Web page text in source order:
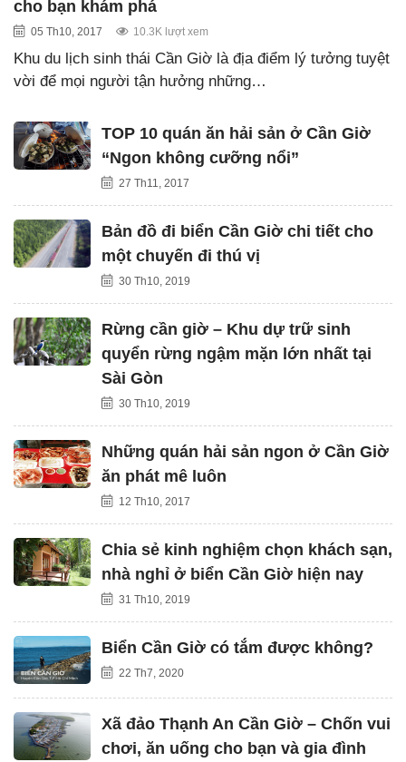
cho bạn khám phá
05 Th10, 2017 10.3K lượt xem
Khu du lịch sinh thái Cần Giờ là địa điểm lý tưởng tuyệt
vời để mọi người tận hưởng những…
TOP 10 quán ăn hải sản ở Cần Giờ
“Ngon không cưỡng nổi”
27 Th11, 2017
Bản đồ đi biển Cần Giờ chi tiết cho
một chuyến đi thú vị
30 Th10, 2019
Rừng cần giờ – Khu dự trữ sinh
quyển rừng ngậm mặn lớn nhất tại
Sài Gòn
30 Th10, 2019
Những quán hải sản ngon ở Cần Giờ
ăn phát mê luôn
12 Th10, 2017
Chia sẻ kinh nghiệm chọn khách sạn,
nhà nghỉ ở biển Cần Giờ hiện nay
31 Th10, 2019
Biển Cần Giờ có tắm được không?
22 Th7, 2020
Xã đảo Thạnh An Cần Giờ – Chốn vui
chơi, ăn uống cho bạn và gia đình